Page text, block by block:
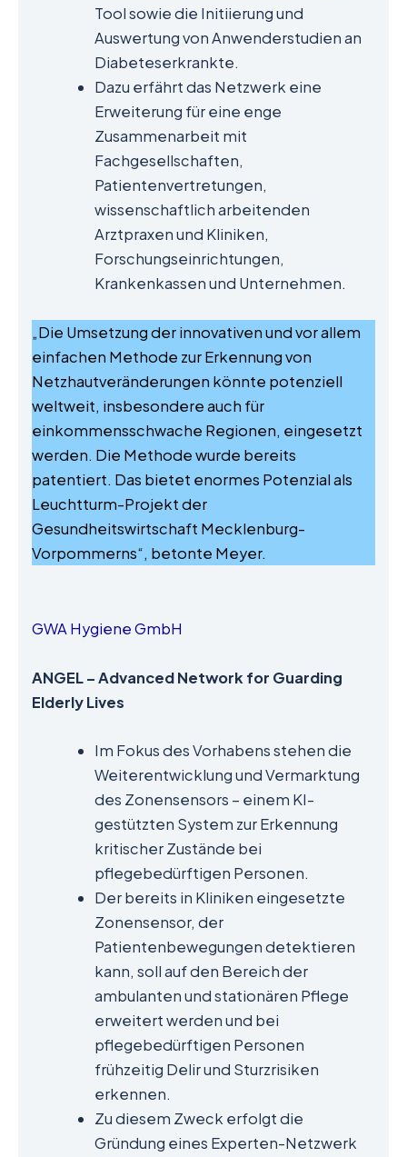
Tool sowie die Initiierung und
Auswertung von Anwenderstudien an
Diabeteserkrankte.
Dazu erfährt das Netzwerk eine
Erweiterung für eine enge
Zusammenarbeit mit
Fachgesellschaften,
Patientenvertretungen,
wissenschaftlich arbeitenden
Arztpraxen und Kliniken,
Forschungseinrichtungen,
Krankenkassen und Unternehmen.
„Die Umsetzung der innovativen und vor allem
einfachen Methode zur Erkennung von
Netzhautveränderungen könnte potenziell
weltweit, insbesondere auch für
einkommensschwache Regionen, eingesetzt
werden. Die Methode wurde bereits
patentiert. Das bietet enormes Potenzial als
Leuchtturm-Projekt der
Gesundheitswirtschaft Mecklenburg-
Vorpommerns“, betonte Meyer.
GWA Hygiene GmbH
ANGEL – Advanced Network for Guarding
Elderly Lives
Im Fokus des Vorhabens stehen die
Weiterentwicklung und Vermarktung
des Zonensensors – einem KI-
gestützten System zur Erkennung
kritischer Zustände bei
pflegebedürftigen Personen.
Der bereits in Kliniken eingesetzte
Zonensensor, der
Patientenbewegungen detektieren
kann, soll auf den Bereich der
ambulanten und stationären Pflege
erweitert werden und bei
pflegebedürftigen Personen
frühzeitig Delir und Sturzrisiken
erkennen.
Zu diesem Zweck erfolgt die
Gründung eines Experten-Netzwerk